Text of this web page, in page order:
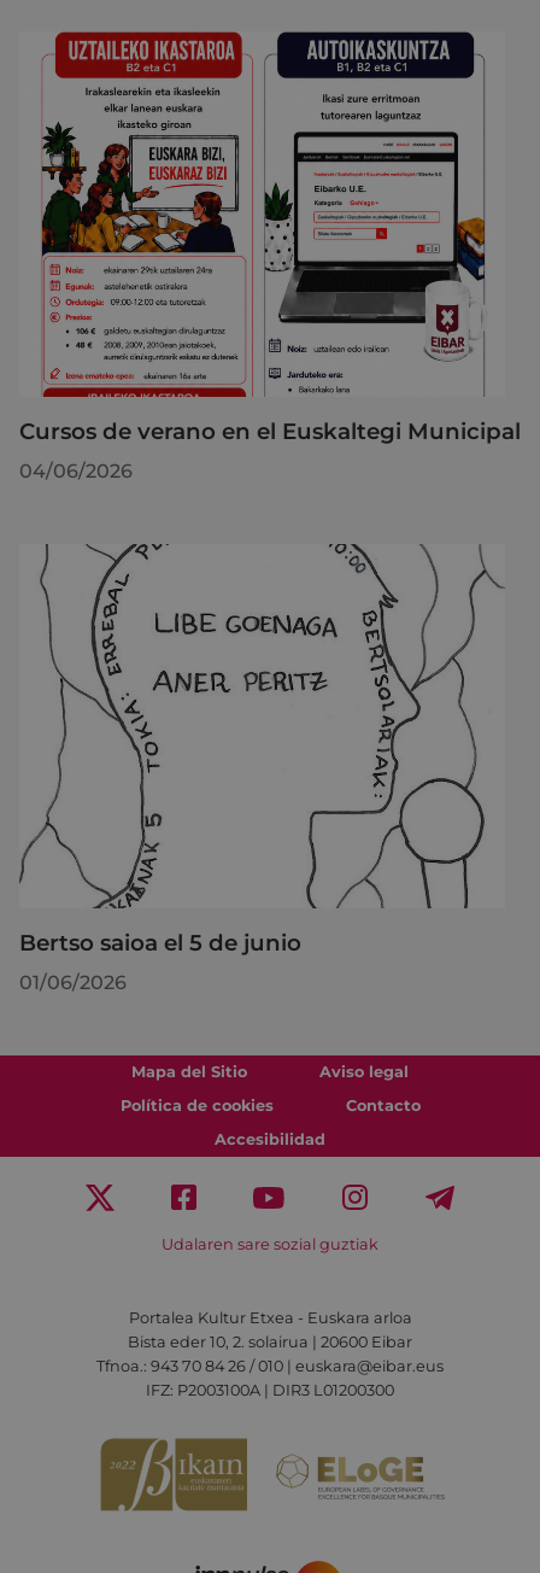
Cursos de verano en el Euskaltegi Municipal
04/06/2026
Bertso saioa el 5 de junio
01/06/2026
Mapa del Sitio
Aviso legal
Política de cookies
Contacto
Accesibilidad
Udalaren sare sozial guztiak
Portalea Kultur Etxea - Euskara arloa
Bista eder 10, 2. solairua | 20600 Eibar
Tfnoa.: 943 70 84 26 / 010 | euskara@eibar.eus
IFZ: P2003100A | DIR3 L01200300